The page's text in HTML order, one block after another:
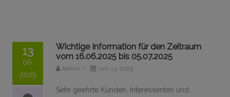
13
06,
2025
Wichtige Information für den Zeitraum
vom 16.06.2025 bis 05.07.2025
Admin / Juni 13, 2025
Sehr geehrte Kunden, Interessenten und